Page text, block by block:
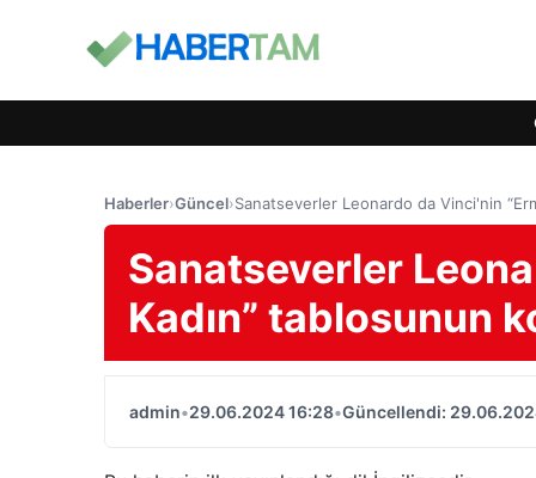
Haberler›Güncel›Sanatseverler Leonardo da Vinci'nin
Sanatseverler
Kadın” tablosunun
admin•29.06.2024 16:28•Güncellendi: